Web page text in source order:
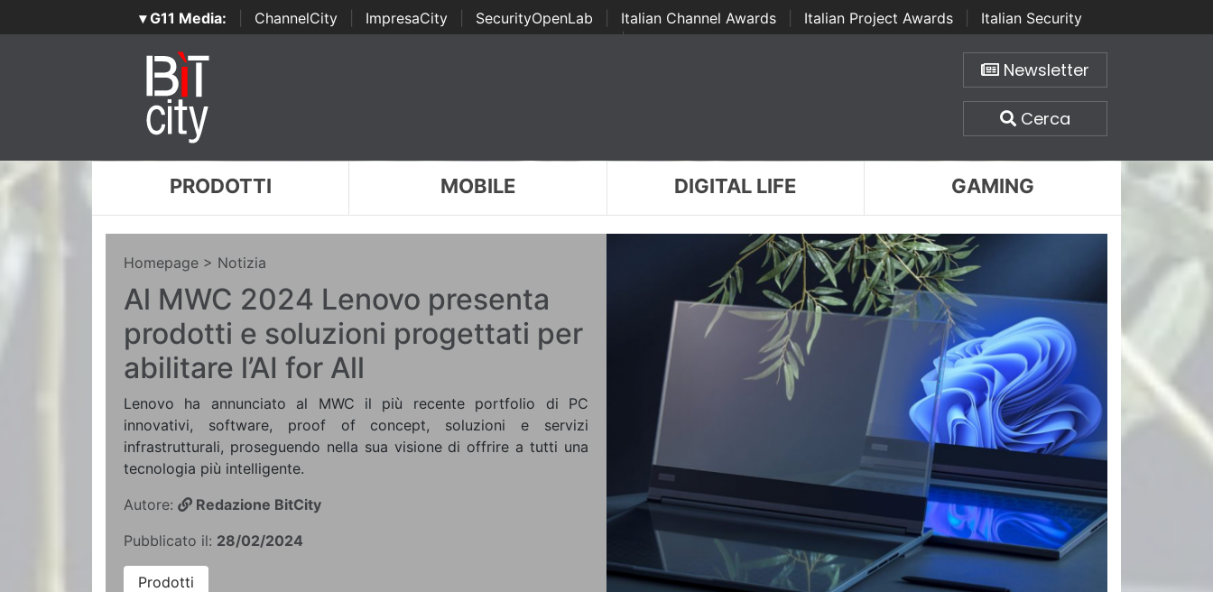
▾ G11 Media: ChannelCity ImpresaCity SecurityOpenLab Italian Channel Awards Italian Project Awards
Italian Security
Awards | ...
Newsletter
Cerca
PRODOTTI MOBILE DIGITAL LIFE GAMING
Homepage > Notizia
Al MWC 2024 Lenovo presenta
prodotti e soluzioni progettati per
abilitare l’AI for All
Lenovo ha annunciato al MWC il più recente portfolio di PC
innovativi, software, proof of concept, soluzioni e servizi
infrastrutturali, proseguendo nella sua visione di offrire a tutti una
tecnologia più intelligente.
Autore:
Redazione BitCity
Pubblicato il: 28/02/2024
Prodotti